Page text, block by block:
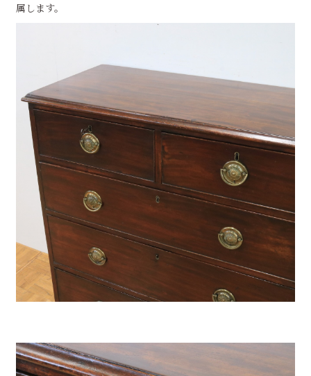
属します。